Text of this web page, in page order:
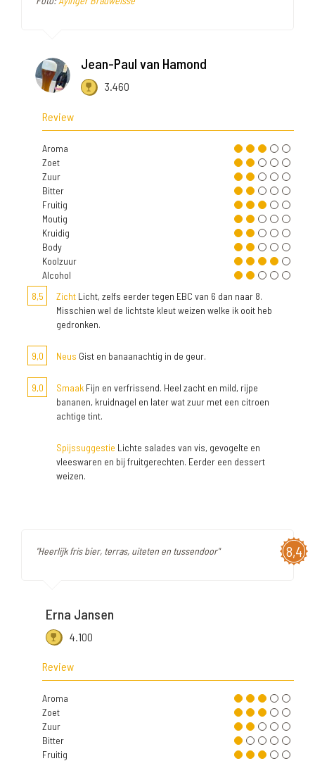
Jean-Paul van Hamond
3.460
Review
Aroma
Zoet
Zuur
Bitter
Fruitig
Moutig
Kruidig
Body
Koolzuur
Alcohol
8,5
Zicht Licht, zelfs eerder tegen EBC van 6 dan naar 8.
Misschien wel de lichtste kleut weizen welke ik ooit heb
gedronken.
9,0 Neus Gist en banaanachtig in de geur.
9,0 Smaak Fijn en verfrissend. Heel zacht en mild, rijpe
bananen, kruidnagel en later wat zuur met een citroen
achtige tint.
Spijssuggestie Lichte salades van vis, gevogelte en
vleeswaren en bij fruitgerechten. Eerder een dessert
weizen.
8,4
"Heerlijk fris bier, terras, uiteten en tussendoor"
Erna Jansen
4.100
Review
Aroma
Zoet
Zuur
Bitter
Fruitig